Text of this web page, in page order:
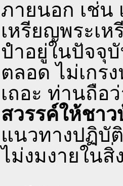
ภายนอก เช่น
เหรียญพระเ
ปำอยู่ในปัจจุ
ตลอด ไม่เกร
เถอะ ท่านถือ
สวรรค์ให้ชาว
แนวทางปฏิบั
ไม่งมงายในสิ่